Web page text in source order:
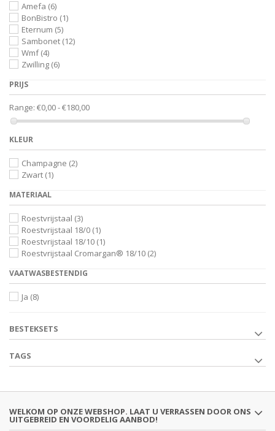
Amefa (6)
BonBistro (1)
Eternum (5)
Sambonet (12)
Wmf(4)
Zwilling (6)
PRIJS
Range: €0,00 - €180,00
KLEUR
Champagne (2)
Zwart (1)
MATERIAAL
Roestvrijstaal (3)
Roestvrijstaal 18/0 (1)
Roestvrijstaal 18/10 (1)
Roestvrijstaal Cromargan® 18/10 (2)
VAATWASBESTENDIG
Ja (8)
BESTEKSETS
TAGS
WELKOM OP ONZE WEBSHOP. LAAT U VERRASSEN DOOR ONS
UITGEBREID EN VOORDELIG AANBOD!